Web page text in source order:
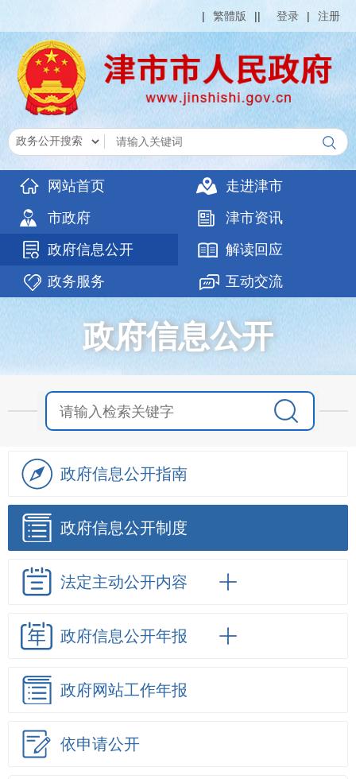
| 繁體版 || 登录 | 注册
网站首页
走进津市
市政府
津市资讯
政府信息公开
解读回应
政务服务
互动交流
政府信息公开
政府信息公开指南
政府信息公开制度
法定主动公开内容
政府信息公开年报
政府网站工作年报
依申请公开